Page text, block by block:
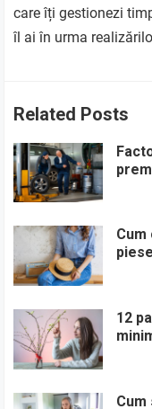
care îți gestionezi
îl ai în urma
Related Posts
12